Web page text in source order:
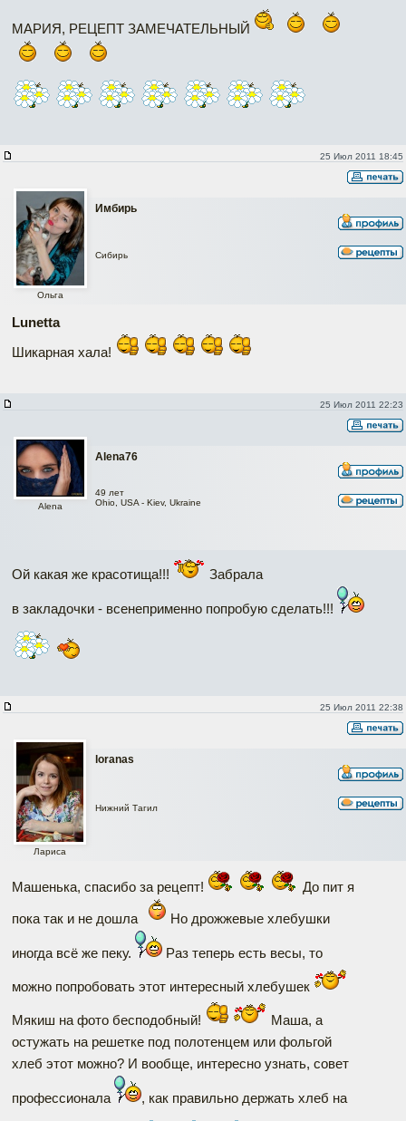
МАРИЯ, РЕЦЕПТ ЗАМЕЧАТЕЛЬНЫЙ
25 Июл 2011 18:45
Имбирь
Ольга
Сибирь
Lunetta
Шикарная хала!
25 Июл 2011 22:23
Alena76
Alena
49 лет
Ohio, USA - Kiev, Ukraine
Ой какая же красотища!!! Забрала
в закладочки - всенеприменно попробую сделать!!!
25 Июл 2011 22:38
loranas
Лариса
Нижний Тагил
Машенька, спасибо за рецепт! До пит я
пока так и не дошла Но дрожжевые хлебушки
иногда всё же пеку. Раз теперь есть весы, то
можно попробовать этот интересный хлебушек
Мякиш на фото бесподобный!
Маша, а
остужать на решетке под полотенцем или фольгой
хлеб этот можно? И вообще, интересно узнать, совет
профессионала , как правильно держать хлеб на